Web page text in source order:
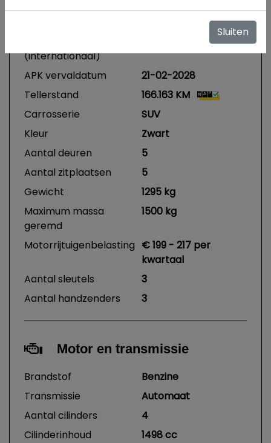
toelating
(internationaal)
APK vervaldatum
21-02-2028
Tellerstand
166.163 KM
Carrosserie
SUV
Kleur
Zwart
Aantal deuren
5
Aantal zitplaatsen
5
Gewicht
1295 kg
Maximum massa
geremd
1500 kg
Motorrijtuigenbelasting € 199 - 217 per
kwartaal
Aantal sleutels
3
Aantal handzenders
3
Motor en transmissie
Brandstof
Benzine
Transmissie
Automaat
Aantal cilinders
4
Cilinderinhoud
1498 cc
Sluiten